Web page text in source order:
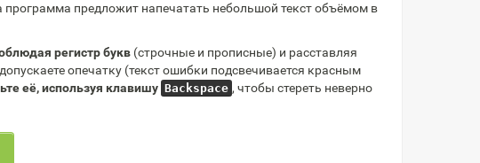
программа предложит напечатать небольшой текст объёмом в
регистр букв (строчные и прописные) и расставляя
опечатку (текст ошибки подсвечивается красным
её, используя клавишу Backspace , чтобы стереть неверно